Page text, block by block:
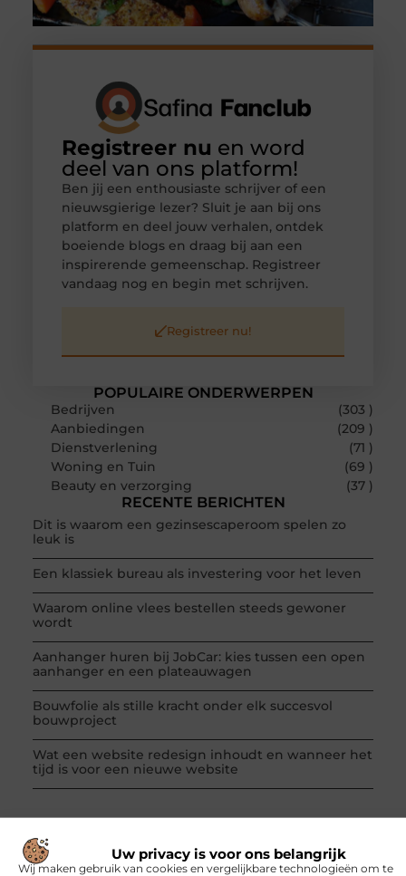
Uw privacy is voor ons belangrijk
Wij maken gebruik van cookies en vergelijkbare technologieën om te
POPULAIRE ONDERWERPEN
Bedrijven
(303 )
Aanbiedingen
(209 )
Dienstverlening
(71 )
Woning en Tuin
(69 )
Beauty en verzorging
(37 )
RECENTE BERICHTEN
Dit is waarom een gezinsescaperoom spelen zo
leuk is
Een klassiek bureau als investering voor het leven
Waarom online vlees bestellen steeds gewoner
wordt
Aanhanger huren bij JobCar: kies tussen een open
aanhanger en een plateauwagen
Bouwfolie als stille kracht onder elk succesvol
bouwproject
Wat een website redesign inhoudt en wanneer het
tijd is voor een nieuwe website
Registreer nu en word
deel van ons platform!
Ben jij een enthousiaste schrijver of een
nieuwsgierige lezer? Sluit je aan bij ons
platform en deel jouw verhalen, ontdek
boeiende blogs en draag bij aan een
inspirerende gemeenschap. Registreer
vandaag nog en begin met schrijven.
Registreer nu!